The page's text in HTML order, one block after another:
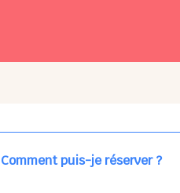
Comment puis-je réserver ?